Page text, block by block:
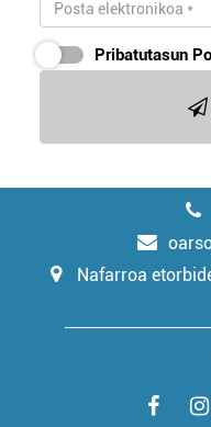
Pribatutasun
Nafarroa